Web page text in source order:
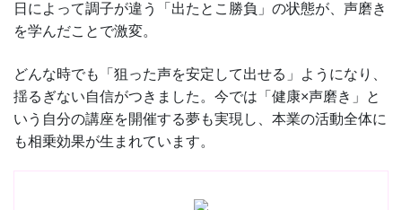
日によって調子が違う「出たとこ勝負」の状態が、声磨き
を学んだことで激変。
どんな時でも「狙った声を安定して出せる」ようになり、
揺るぎない自信がつきました。今では「健康×声磨き」と
いう自分の講座を開催する夢も実現し、本業の活動全体に
も相乗効果が生まれています。